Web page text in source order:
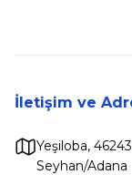
İletişim ve
Yeşiloba,
Seyhan/Adana